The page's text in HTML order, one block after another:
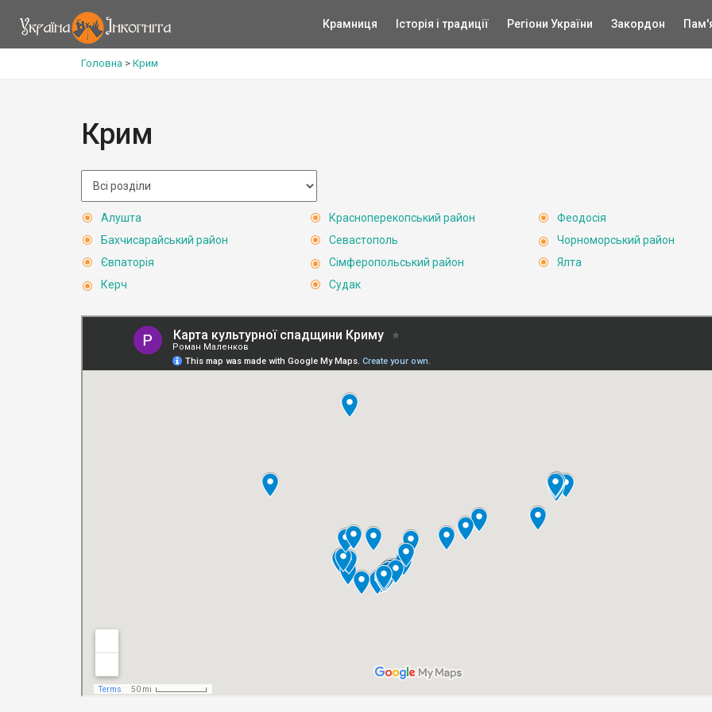
Крамниця Історія і традиції Регіони України Закордон
Головна > Крим
Крим
Алушта
Бахчисарайський район
Євпаторія
Керч
Красноперекопський район
Севастополь
Сімферопольський район
Судак
Феодосія
Чорноморський район
Ялта